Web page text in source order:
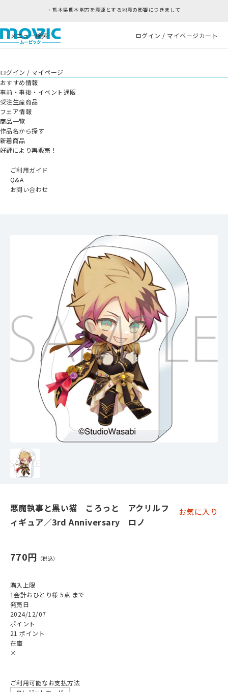
熊本県熊本地方を震源とする地震の影響につきまして
メニュー検索 ログイン / マイページカート
ログイン / マイページ
おすすめ情報
事前・事後・イベント通販
受注生産商品
フェア情報
商品一覧
作品名から探す
新着商品
好評により再販売！
ご利用ガイド
Q&A
お問い合わせ
悪魔執事と黒い猫 ころっと アクリルフ
ィギュア／3rd Anniversary ロノ
お気に入り
770円
購入上限
1会計おひとり様 5点 まで
発売日
2024/12/07
ポイント
21 ポイント
在庫
×
ご利用可能なお支払方法